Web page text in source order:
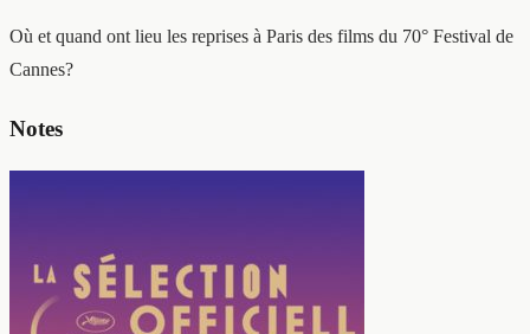
Où et quand ont lieu les reprises à Paris des films du 70° Festival de
Cannes?
Notes